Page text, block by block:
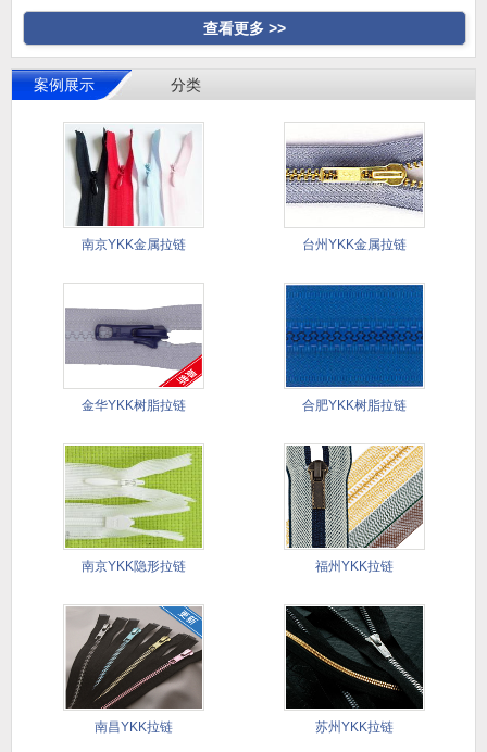
查看更多 >>
案例展示 分类
南京YKK金属拉链 台州YKK金属拉链
金华YKK树脂拉链 合肥YKK树脂拉链
南京YKK隐形拉链 福州YKK拉链
南昌YKK拉链 苏州YKK拉链